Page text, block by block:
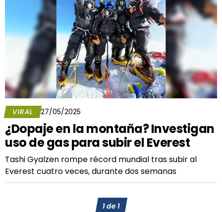
VIRAL 27/05/2025
¿Dopaje en la montaña? Investigan
uso de gas para subir el Everest
Tashi Gyalzen rompe récord mundial tras subir al
Everest cuatro veces, durante dos semanas
1de1